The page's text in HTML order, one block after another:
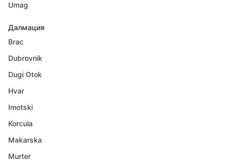
Umag
Далмация
Brac
Dubrovnik
Dugi Otok
Hvar
Imotski
Korcula
Makarska
Murter